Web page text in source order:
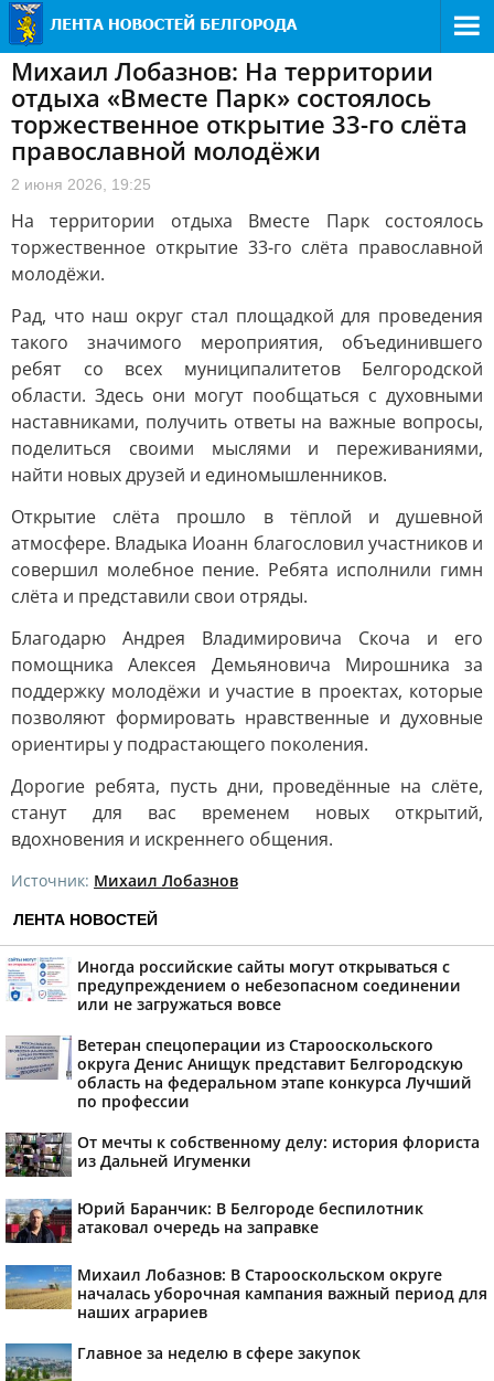
Михаил Лобазнов: На территории
отдыха «Вместе Парк» состоялось
торжественное открытие 33-го слёта
православной молодёжи
2 июня 2026, 19:25
На территории отдыха Вместе Парк состоялось
торжественное открытие 33-го слёта православной
молодёжи.
Рад, что наш округ стал площадкой для проведения
такого значимого мероприятия, объединившего
ребят со всех муниципалитетов Белгородской
области. Здесь они могут пообщаться с духовными
наставниками, получить ответы на важные вопросы,
поделиться своими мыслями и переживаниями,
найти новых друзей и единомышленников.
Открытие слёта прошло в тёплой и душевной
атмосфере. Владыка Иоанн благословил участников и
совершил молебное пение. Ребята исполнили гимн
слёта и представили свои отряды.
Благодарю Андрея Владимировича Скоча и его
помощника Алексея Демьяновича Мирошника за
поддержку молодёжи и участие в проектах, которые
позволяют формировать нравственные и духовные
ориентиры у подрастающего поколения.
Дорогие ребята, пусть дни, проведённые на слёте,
станут для вас временем новых открытий,
вдохновения и искреннего общения.
Источник: Михаил Лобазнов
ЛЕНТА НОВОСТЕЙ
Иногда российские сайты могут открываться с
предупреждением о небезопасном соединении
или не загружаться вовсе
Ветеран спецоперации из Старооскольского
округа Денис Анищук представит Белгородскую
область на федеральном этапе конкурса Лучший
по профессии
От мечты к собственному делу: история флориста
из Дальней Игуменки
Юрий Баранчик: В Белгороде беспилотник
атаковал очередь на заправке
Михаил Лобазнов: В Старооскольском округе
началась уборочная кампания важный период для
наших аграриев
Главное за неделю в сфере закупок